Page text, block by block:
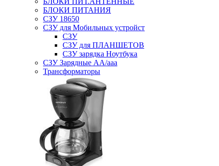
БЛОКИ ПИТАНИЯ
СЗУ 18650
СЗУ для Мобильных устройст
СЗУ
СЗУ для ПЛАНШЕТОВ
СЗУ зарядка Ноутбука
СЗУ Зарядные АА/ааа
Трансформаторы